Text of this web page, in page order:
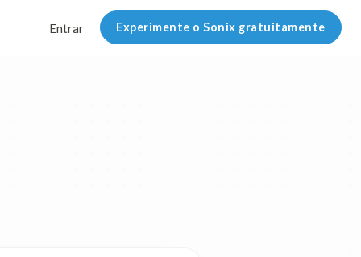
Entrar Experimente o Sonix gratuitamente